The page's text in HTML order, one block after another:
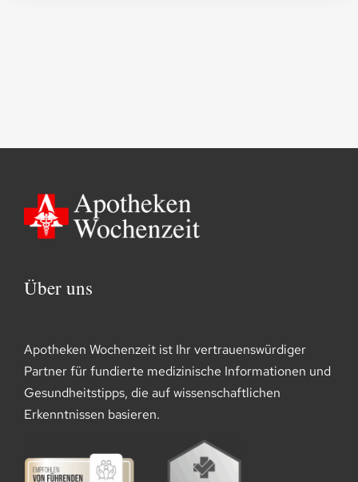
Über uns
Apotheken Wochenzeit ist Ihr vertrauenswürdiger
Partner für fundierte medizinische Informationen und
Gesundheitstipps, die auf wissenschaftlichen
Erkenntnissen basieren.